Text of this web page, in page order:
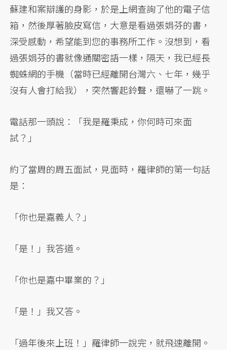
蘇建和案辯護的身影，於是上網查詢了他的電子信
箱，然後厚著臉皮寫信，大意是看過張娟芬的書，
深受感動，希望能到您的事務所工作。沒想到，看
過張娟芬的書就像通關密語一樣，隔天，我已經長
蜘蛛網的手機（當時已經離開台灣六、七年，幾乎
沒有人會打給我），突然響起鈴聲，還嚇了一跳。
電話那一頭說：「我是羅秉成，你何時可來面
試？」
約了當周的周五面試，見面時，羅律師的第一句話
是：
「你也是嘉義人？」
「是！」我答道。
「你也是嘉中畢業的？」
「是！」我又答。
「過年後來上班！」羅律師一說完，就飛速離開。